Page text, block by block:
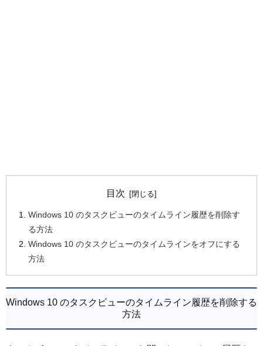
目次
Windows 10 のタスクビューのタイムライン履歴を削除す
る方法
Windows 10 のタスクビューのタイムラインをオフにする
方法
Windows 10 のタスクビューのタイムライン履歴を削除する
方法